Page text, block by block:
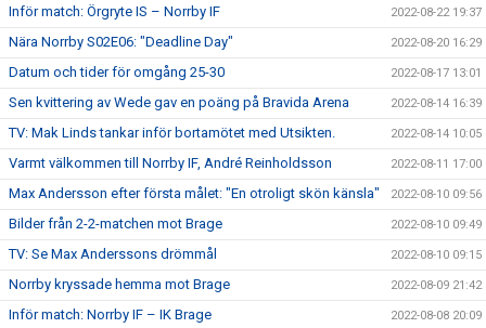
Inför match: Örgryte IS – Norrby IF 2022-08-22 19:37
Nära Norrby S02E06: "Deadline Day" 2022-08-20 16:29
Datum och tider för omgång 25-30 2022-08-17 13:01
Sen kvittering av Wede gav en poäng på Bravida Arena 2022-08-14 16:39
TV: Mak Linds tankar inför bortamötet med Utsikten. 2022-08-14 10:05
Varmt välkommen till Norrby IF, André Reinholdsson 2022-08-11 17:00
Max Andersson efter första målet: "En otroligt skön känsla" 2022-08-10 09:56
Bilder från 2-2-matchen mot Brage 2022-08-10 09:49
TV: Se Max Anderssons drömmål 2022-08-10 09:15
Norrby kryssade hemma mot Brage 2022-08-09 21:42
Inför match: Norrby IF – IK Brage 2022-08-08 20:09